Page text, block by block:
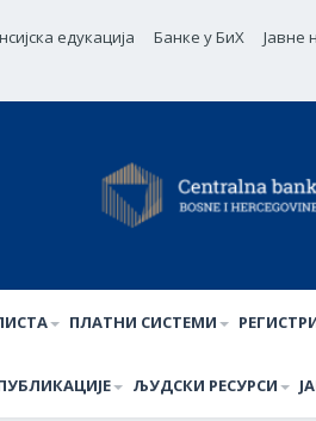
едукација Банке у БиХ Јавне
ПЛАТНИ СИСТЕМИ
ЉУДСКИ РЕСУРСИ